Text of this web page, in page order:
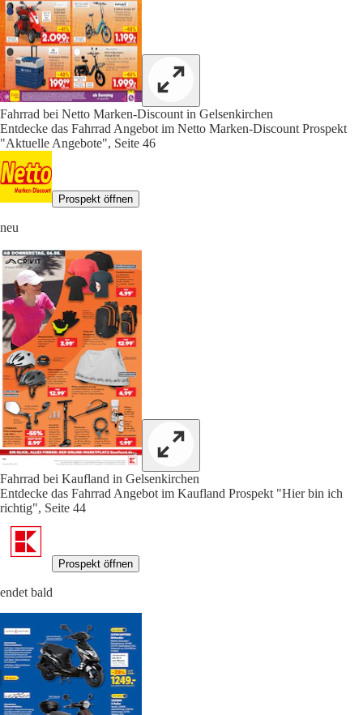
Fahrrad bei Netto Marken-Discount in Gelsenkirchen
Entdecke das Fahrrad Angebot im Netto Marken-Discount Prospekt
"Aktuelle Angebote", Seite 46
Prospekt öffnen
neu
Fahrrad bei Kaufland in Gelsenkirchen
Entdecke das Fahrrad Angebot im Kaufland Prospekt "Hier bin ich
richtig", Seite 44
Prospekt öffnen
endet bald